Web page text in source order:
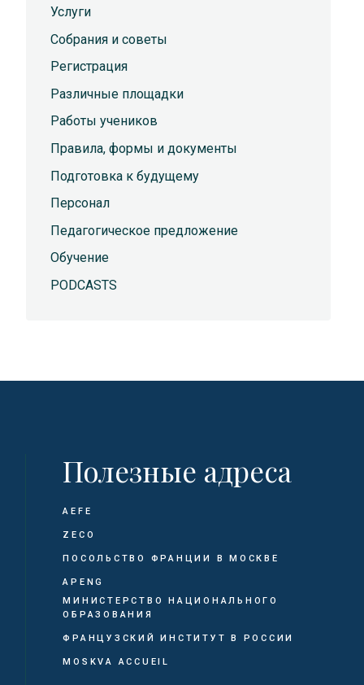
Услуги
Собрания и советы
Регистрация
Различные площадки
Работы учеников
Правила, формы и документы
Подготовка к будущему
Персонал
Педагогическое предложение
Обучение
PODCASTS
Полезные адреса
AEFE
ZECO
ПОСОЛЬСТВО ФРАНЦИИ В МОСКВЕ
APENG
МИНИСТЕРСТВО НАЦИОНАЛЬНОГО
ОБРАЗОВАНИЯ
ФРАНЦУЗСКИЙ ИНСТИТУТ В РОССИИ
MOSKVA ACCUEIL